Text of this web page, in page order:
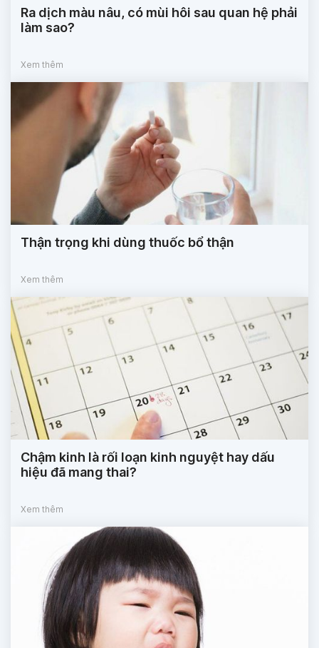
Ra dịch màu nâu, có mùi hôi sau quan hệ phải
làm sao?
Xem thêm
Thận trọng khi dùng thuốc bổ thận
Xem thêm
Chậm kinh là rối loạn kinh nguyệt hay dấu
hiệu đã mang thai?
Xem thêm